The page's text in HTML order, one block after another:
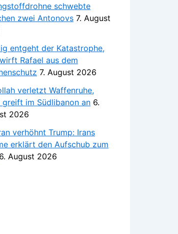
schwebte
zwei Antonovs 7. August
entgeht der Katastrophe,
Rafael aus dem
7. August 2026
verletzt Waffenruhe,
greift im Südlibanon an 6.
2026
verhöhnt Trump: Irans
erklärt den Aufschub zum
6. August 2026